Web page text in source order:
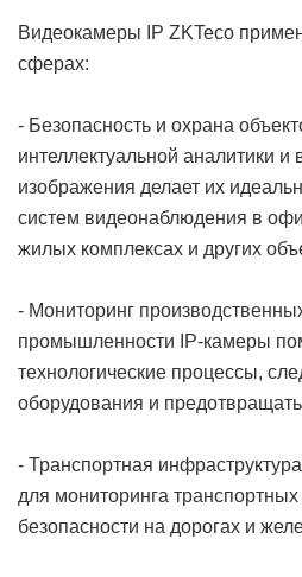
Видеокамеры IP ZKTeco
сферах:
- Безопасность и охрана
интеллектуальной аналитики и
изображения делает их
систем видеонаблюдения в
жилых комплексах и других
- Мониторинг
промышленности IP-камеры
технологические процессы,
оборудования и
- Транспортная
для мониторинга
безопасности на дорогах и